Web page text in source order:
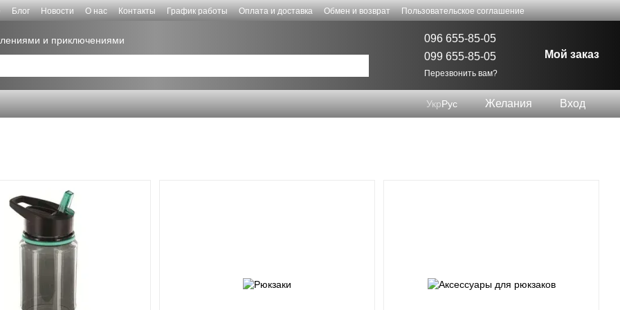
Блог Новости О нас Контакты График работы Оплата и доставка Обмен и возврат
Пользовательское соглашение
и приключениями
096 655-85-05
099 655-85-05
Перезвонить вам?
Мой заказ
УкрРус Желания Вход